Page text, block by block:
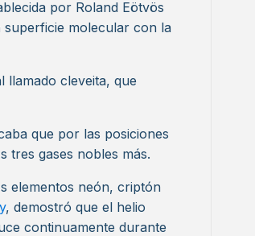
por Roland Eötvös
superficie molecular con la
llamado cleveita, que
que por las posiciones
tres gases nobles más.
elementos neón, criptón
, demostró que el helio
continuamente durante